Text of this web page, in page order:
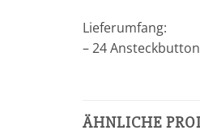
Lieferumfang:
– 24
ÄHNLICHE